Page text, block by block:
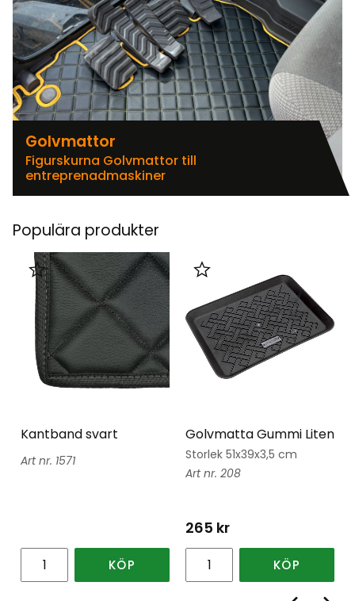
Golvmattor
Figurskurna Golvmattor till
entreprenadmaskiner
Populära produkter
Kantband svart
1571
Lägg till i favoriter
KÖP
Golvmatta Gummi Liten
Storlek 51x39x3,5 cm
208
265 kr
Lägg till i favoriter
KÖP